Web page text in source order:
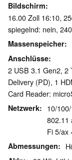
Bildschirm
16.00 Zoll 16:10,
spiegelnd: nein,
Massenspeicher
Anschlüsse
2 USB 3.1 Gen2, 2
Delivery (PD), 1
Card Reader:
Netzwerk
10/
802.11
Fi 5/ax
Abmessungen